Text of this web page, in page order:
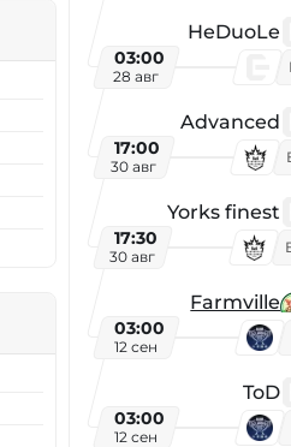
HeDuoLe
03:00
28 авг
Advanced
17:00
30 авг
Yorks finest
17:30
30 авг
Farmville
03:00
12 сен
ToD
03:00
12 сен